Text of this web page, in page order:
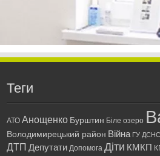
Теги
АТО Анощенко Бурштин Біле озеро
Володимирецький район Війна ГУ ДСНС
ДТП Депутати Допомога Діти КМКП